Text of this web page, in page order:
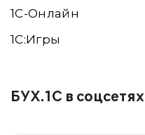
1С-Онлайн
1C:Игры
БУХ.1С в соцсетях